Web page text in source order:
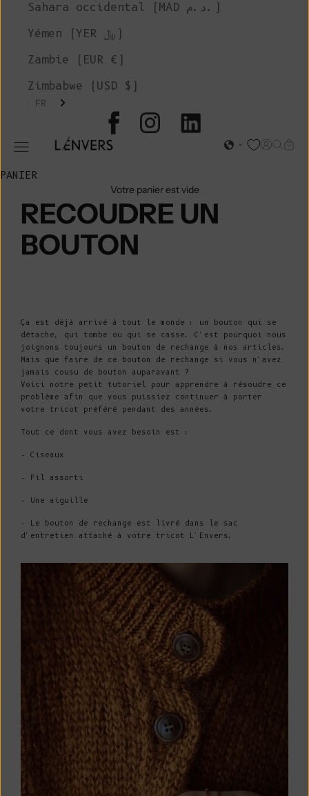
L'ENVERS
Ouvrir le menu de navigation Page
Sahara occidental (MAD د.م.)
Yémen (YER ﷼)
Zambie (EUR €)
Zimbabwe (USD $)
FR
PANIER
Votre panier est vide
RECOUDRE UN
BOUTON
Ça est déjà arrivé à tout le monde : un bouton qui se
détache, qui tombe ou qui se casse. C'est pourquoi nous
joignons toujours un bouton de rechange à nos articles.
Mais que faire de ce bouton de rechange si vous n'avez
jamais cousu de bouton auparavant ?
Voici notre petit tutoriel pour apprendre à résoudre ce
problème afin que vous puissiez continuer à porter
votre tricot préféré pendant des années.
Tout ce dont vous avez besoin est :
- Ciseaux
- Fil assorti
- Une aiguille
- Le bouton de rechange est livré dans le sac
d'entretien attaché à votre tricot L'Envers.